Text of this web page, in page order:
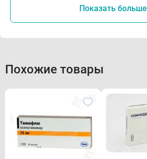
Показать больше
Похожие товары